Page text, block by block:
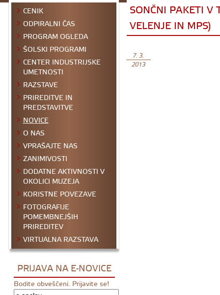
CENIK
ODPIRALNI ČAS
PROGRAM OGLEDA
ŠOLSKI PROGRAMI
CENTER INDUSTRIJSKE
UMETNOSTI
RAZSTAVE
PRIREDITVE IN
PREDSTAVITVE
NOVICE
O NAS
VPRAŠAJTE NAS
ZANIMIVOSTI
DODATNE AKTIVNOSTI V
OKOLICI MUZEJA
KORISTNE POVEZAVE
FOTOGRAFIJE
POMEMBNEJŠIH
PRIREDITEV
VIRTUALNA RAZSTAVA
PRIJAVA NA E-NOVICE
Bodite obveščeni. Prijavite se!
SONČNI PAKETI V
VELENJE IN MPS)
7. 3.
2013